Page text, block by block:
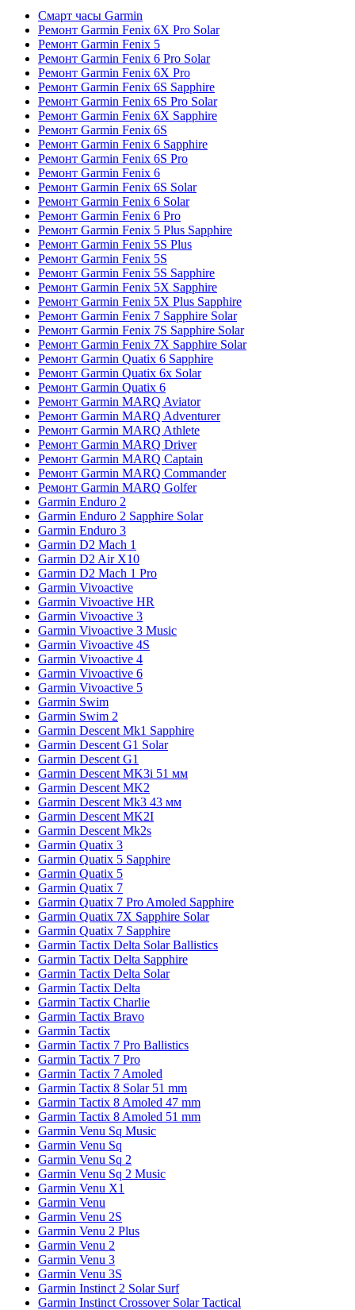
Смарт часы Garmin
Ремонт Garmin Fenix 6X Pro Solar
Ремонт Garmin Fenix 5
Ремонт Garmin Fenix 6 Pro Solar
Ремонт Garmin Fenix 6X Pro
Ремонт Garmin Fenix 6S Sapphire
Ремонт Garmin Fenix 6S Pro Solar
Ремонт Garmin Fenix 6X Sapphire
Ремонт Garmin Fenix 6S
Ремонт Garmin Fenix 6 Sapphire
Ремонт Garmin Fenix 6S Pro
Ремонт Garmin Fenix 6
Ремонт Garmin Fenix 6S Solar
Ремонт Garmin Fenix 6 Solar
Ремонт Garmin Fenix 6 Pro
Ремонт Garmin Fenix 5 Plus Sapphire
Ремонт Garmin Fenix 5S Plus
Ремонт Garmin Fenix 5S
Ремонт Garmin Fenix 5S Sapphire
Ремонт Garmin Fenix 5X Sapphire
Ремонт Garmin Fenix 5X Plus Sapphire
Ремонт Garmin Fenix 7 Sapphire Solar
Ремонт Garmin Fenix 7S Sapphire Solar
Ремонт Garmin Fenix 7X Sapphire Solar
Ремонт Garmin Quatix 6 Sapphire
Ремонт Garmin Quatix 6x Solar
Ремонт Garmin Quatix 6
Ремонт Garmin MARQ Aviator
Ремонт Garmin MARQ Adventurer
Ремонт Garmin MARQ Athlete
Ремонт Garmin MARQ Driver
Ремонт Garmin MARQ Captain
Ремонт Garmin MARQ Commander
Ремонт Garmin MARQ Golfer
Garmin Enduro 2
Garmin Enduro 2 Sapphire Solar
Garmin Enduro 3
Garmin D2 Mach 1
Garmin D2 Air X10
Garmin D2 Mach 1 Pro
Garmin Vivoactive
Garmin Vivoactive HR
Garmin Vivoactive 3
Garmin Vivoactive 3 Music
Garmin Vivoactive 4S
Garmin Vivoactive 4
Garmin Vivoactive 6
Garmin Vivoactive 5
Garmin Swim
Garmin Swim 2
Garmin Descent Mk1 Sapphire
Garmin Descent G1 Solar
Garmin Descent G1
Garmin Descent MK3i 51 мм
Garmin Descent MK2
Garmin Descent Mk3 43 мм
Garmin Descent MK2I
Garmin Descent Mk2s
Garmin Quatix 3
Garmin Quatix 5 Sapphire
Garmin Quatix 5
Garmin Quatix 7
Garmin Quatix 7 Pro Amoled Sapphire
Garmin Quatix 7X Sapphire Solar
Garmin Quatix 7 Sapphire
Garmin Tactix Delta Solar Ballistics
Garmin Tactix Delta Sapphire
Garmin Tactix Delta Solar
Garmin Tactix Delta
Garmin Tactix Charlie
Garmin Tactix Bravo
Garmin Tactix
Garmin Tactix 7 Pro Ballistics
Garmin Tactix 7 Pro
Garmin Tactix 7 Amoled
Garmin Tactix 8 Solar 51 mm
Garmin Tactix 8 Amoled 47 mm
Garmin Tactix 8 Amoled 51 mm
Garmin Venu Sq Music
Garmin Venu Sq
Garmin Venu Sq 2
Garmin Venu Sq 2 Music
Garmin Venu X1
Garmin Venu
Garmin Venu 2S
Garmin Venu 2 Plus
Garmin Venu 2
Garmin Venu 3
Garmin Venu 3S
Garmin Instinct 2 Solar Surf
Garmin Instinct Crossover Solar Tactical